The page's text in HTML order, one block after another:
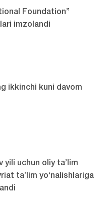
Foundation”
imzolandi
ikkinchi kuni davom
yili uchun oliy ta’lim
ta’lim yo‘nalishlariga